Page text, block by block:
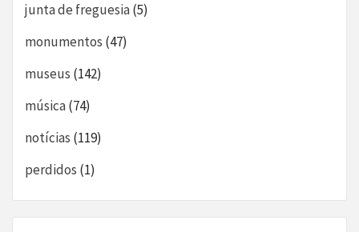
junta de freguesia(5)
monumentos (47)
museus (142)
música(74)
notícias (119)
perdidos (1)